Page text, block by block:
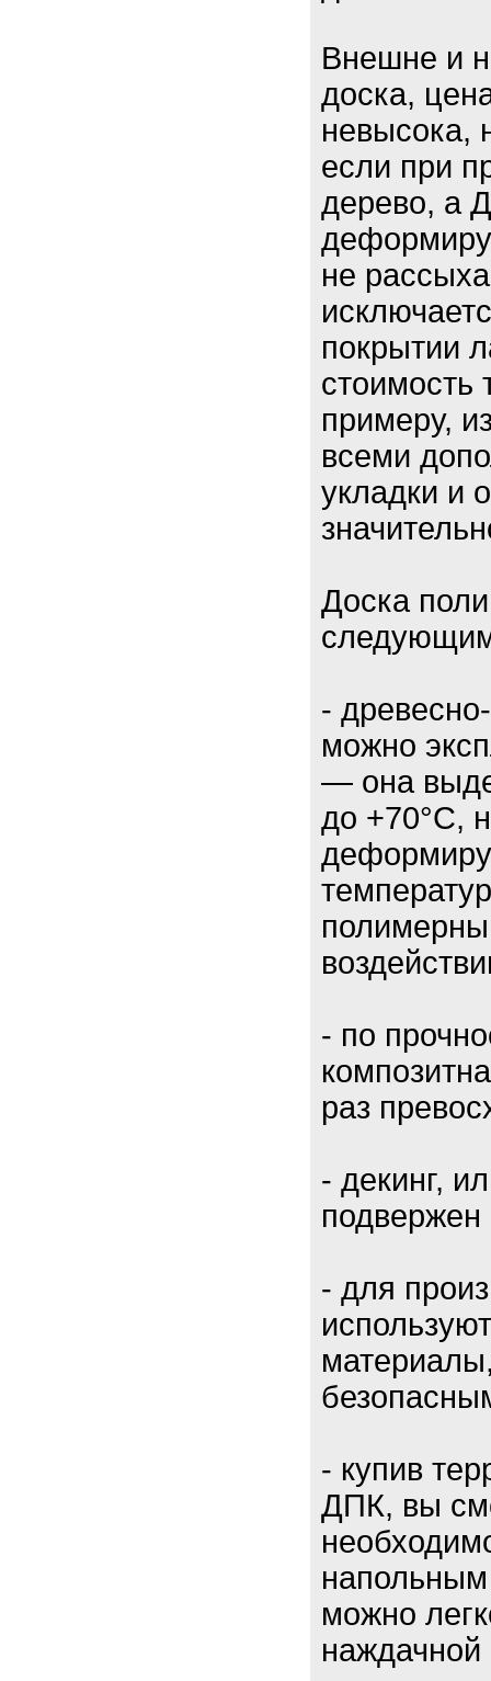
Внешне и
доска,
невысока,
если при
дерево, а
не
покрытии
стоимость
примеру,
всеми
укладки и
Доска
-
можно
— она
до +70°С,
- по
раз
- декинг,
подвержен
- для
- купив
ДПК, вы
можно
наждачной